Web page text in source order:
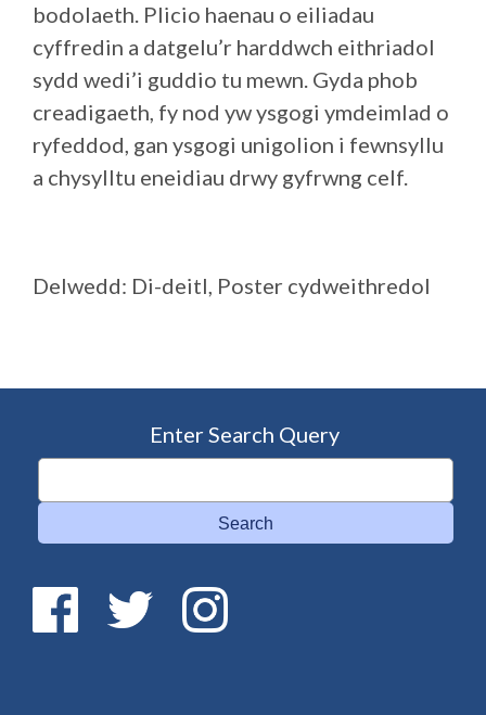
bodolaeth. Plicio haenau o eiliadau
cyffredin a datgelu’r harddwch eithriadol
sydd wedi’i guddio tu mewn. Gyda phob
creadigaeth, fy nod yw ysgogi ymdeimlad o
ryfeddod, gan ysgogi unigolion i fewnsyllu
a chysylltu eneidiau drwy gyfrwng celf.
Delwedd: Di-deitl, Poster cydweithredol
Enter Search Query
Search